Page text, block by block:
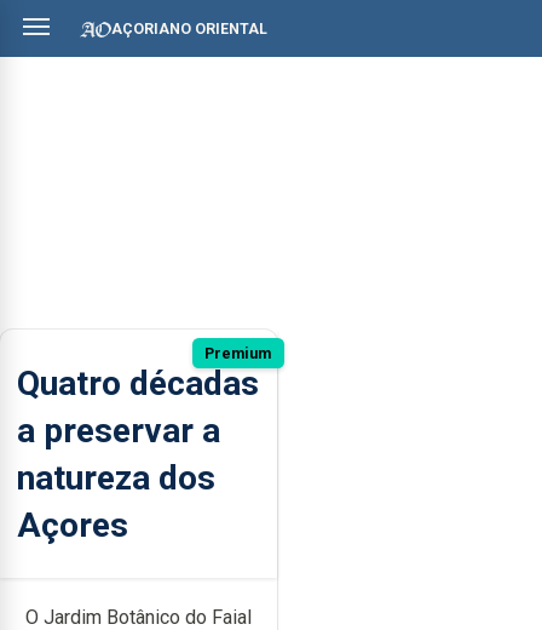
AÇORIANO ORIENTAL
Premium
Quatro décadas
a preservar a
natureza dos
Açores
O Jardim Botânico do Faial